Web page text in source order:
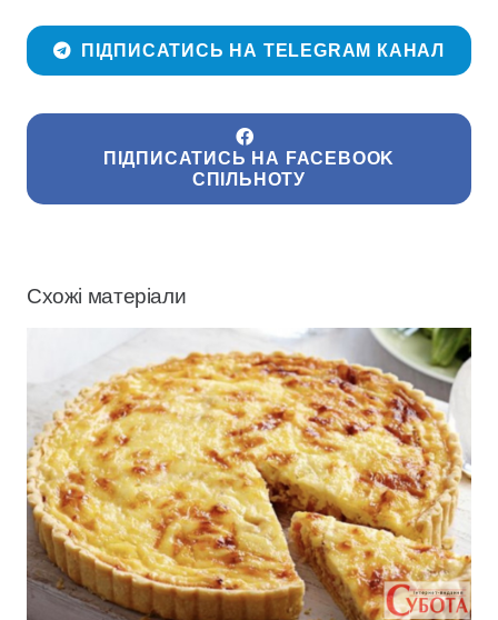
ПІДПИСАТИСЬ НА TELEGRAM КАНАЛ
ПІДПИСАТИСЬ НА FACEBOOK
СПІЛЬНОТУ
Схожі матеріали